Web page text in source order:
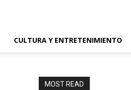
CULTURA Y ENTRETENIMIENTO
MOST READ